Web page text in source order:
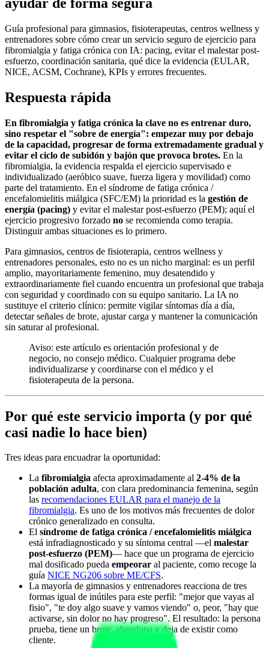
Guía profesional para gimnasios, fisioterapeutas, centros wellness y
entrenadores sobre cómo crear un servicio seguro de ejercicio para
fibromialgia y fatiga crónica con IA: pacing, evitar el malestar post-
esfuerzo, coordinación sanitaria, qué dice la evidencia (EULAR,
NICE, ACSM, Cochrane), KPIs y errores frecuentes.
Respuesta rápida
En fibromialgia y fatiga crónica la clave no es entrenar duro,
sino respetar el "sobre de energía": empezar muy por debajo
de la capacidad, progresar de forma extremadamente gradual y
evitar el ciclo de subidón y bajón que provoca brotes. En la
fibromialgia, la evidencia respalda el ejercicio supervisado e
individualizado (aeróbico suave, fuerza ligera y movilidad) como
parte del tratamiento. En el síndrome de fatiga crónica /
encefalomielitis miálgica (SFC/EM) la prioridad es la gestión de
energía (pacing) y evitar el malestar post-esfuerzo (PEM); aquí el
ejercicio progresivo forzado no se recomienda como terapia.
Distinguir ambas situaciones es lo primero.
Para gimnasios, centros de fisioterapia, centros wellness y
entrenadores personales, esto no es un nicho marginal: es un perfil
amplio, mayoritariamente femenino, muy desatendido y
extraordinariamente fiel cuando encuentra un profesional que trabaja
con seguridad y coordinado con su equipo sanitario. La IA no
sustituye el criterio clínico: permite vigilar síntomas día a día,
detectar señales de brote, ajustar carga y mantener la comunicación
sin saturar al profesional.
Aviso: este artículo es orientación profesional y de
negocio, no consejo médico. Cualquier programa debe
individualizarse y coordinarse con el médico y el
fisioterapeuta de la persona.
Por qué este servicio importa (y por qué
casi nadie lo hace bien)
Tres ideas para encuadrar la oportunidad:
La fibromialgia afecta aproximadamente al 2-4% de la
población adulta, con clara predominancia femenina, según
las recomendaciones EULAR para el manejo de la
fibromialgia. Es uno de los motivos más frecuentes de dolor
crónico generalizado en consulta.
El síndrome de fatiga crónica / encefalomielitis miálgica
está infradiagnosticado y su síntoma central —el malestar
post-esfuerzo (PEM)— hace que un programa de ejercicio
mal dosificado pueda empeorar al paciente, como recoge la
guía NICE NG206 sobre ME/CFS.
La mayoría de gimnasios y entrenadores reacciona de tres
formas igual de inútiles para este perfil: "mejor que vayas al
fisio", "te doy algo suave y vamos viendo" o, peor, "hay que
activarse, sin dolor no hay progreso". El resultado: la persona
prueba, tiene un brote, abandona y deja de existir como
cliente.